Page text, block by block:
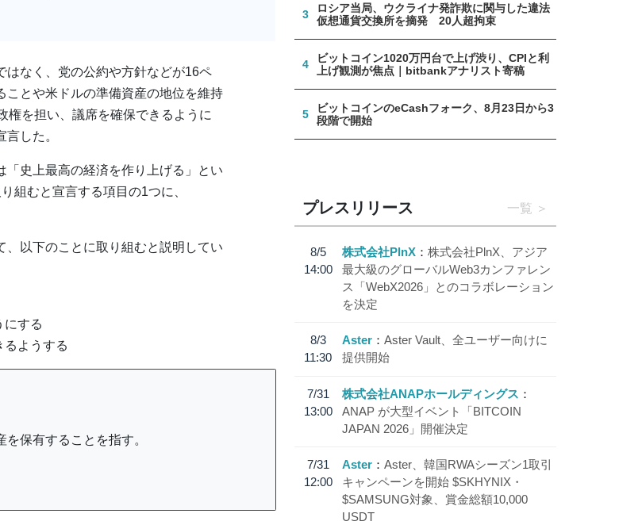
なく、党の公約や方針などが16ペ
とや米ドルの準備資産の地位を維持
権を担い、議席を確保できるように
した。
「史上最高の経済を作り上げる」とい
組むと宣言する項目の1つに、
、以下のことに取り組むと説明してい
にする
ようする
保有することを指す。
3
ロシア当局、ウクライナ発詐欺に関与した違法
仮想通貨交換所を摘発 20人超拘束
4
ビットコイン1020万円台で上げ渋り、CPIと利
上げ観測が焦点｜bitbankアナリスト寄稿
5
ビットコインのeCashフォーク、8月23日から3
段階で開始
プレスリリース 一覧
8/5
14:00
株式会社PlnX
株式会社PlnX、アジア
最大級のグローバルWeb3カンファレン
ス「WebX2026」とのコラボレーション
を決定
8/3
11:30
Aster
Aster Vault、全ユーザー向けに
提供開始
7/31
13:00
株式会社ANAPホールディングス
ANAP が大型イベント「BITCOIN
JAPAN 2026」開催決定
7/31
12:00
Aster
Aster、韓国RWAシーズン1取引
キャンペーンを開始 $SKHYNIX・
$SAMSUNG対象、賞金総額10,000
USDT